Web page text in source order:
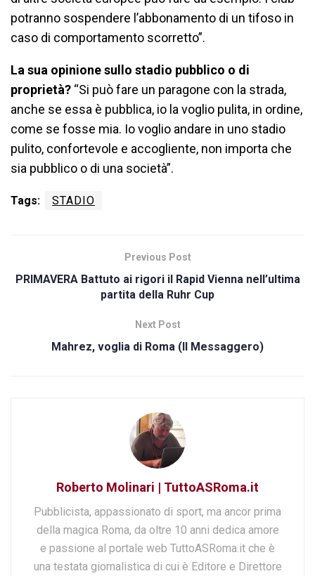
potranno sospendere l’abbonamento di un tifoso in
caso di comportamento scorretto”.
La sua opinione sullo stadio pubblico o di
proprietà? “Si può fare un paragone con la strada,
anche se essa è pubblica, io la voglio pulita, in ordine,
come se fosse mia. Io voglio andare in uno stadio
pulito, confortevole e accogliente, non importa che
sia pubblico o di una società”.
Tags: STADIO
Previous Post
PRIMAVERA Battuto ai rigori il Rapid Vienna nell’ultima
partita della Ruhr Cup
Next Post
Mahrez, voglia di Roma (Il Messaggero)
Roberto Molinari | TuttoASRoma.it
Pubblicista, appassionato di sport, ma ancor prima
della magica Roma, da oltre 10 anni dedica amore
e passione al portale web TuttoASRoma.it che è
una testata giornalistica di cui è Editore e Direttore